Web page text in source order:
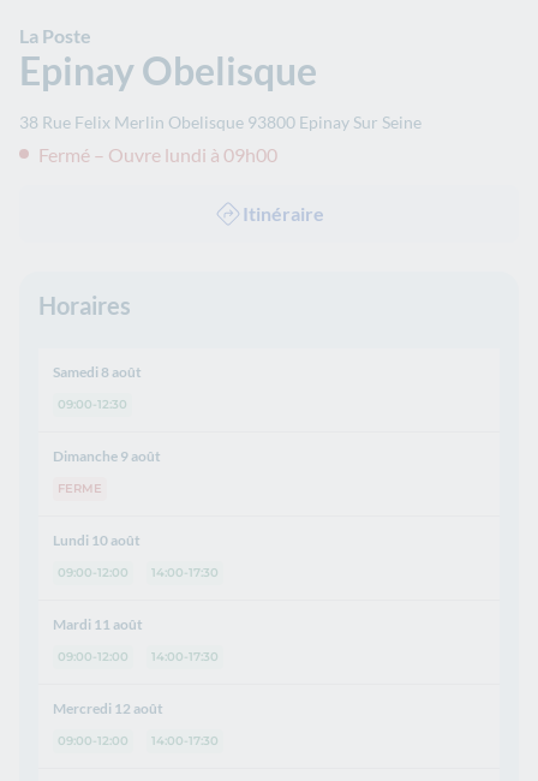
La Poste
Epinay Obelisque
38 Rue Felix Merlin Obelisque 93800 Epinay Sur Seine
Fermé – Ouvre lundi à 09h00
Itinéraire
Horaires
Samedi 8 août
09:00-12:30
Dimanche 9 août
FERME
Lundi 10 août
09:00-12:00 14:00-17:30
Mardi 11 août
09:00-12:00 14:00-17:30
Mercredi 12 août
09:00-12:00 14:00-17:30